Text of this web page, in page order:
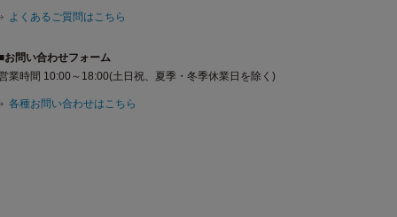
よくあるご質問はこちら
お問い合わせフォーム
業時間 10:00～18:00(土日祝、夏季・冬季休業日を除く)
各種お問い合わせはこちら